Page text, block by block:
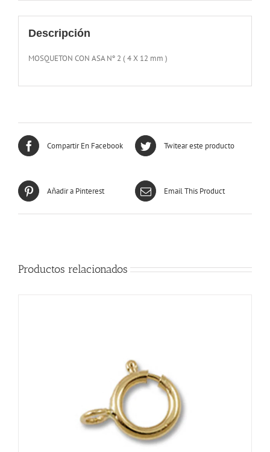
Descripción
MOSQUETON CON ASA Nº 2 ( 4 X 12 mm )
Compartir En Facebook Twitear este producto
Añadir a Pinterest Email This Product
Productos relacionados